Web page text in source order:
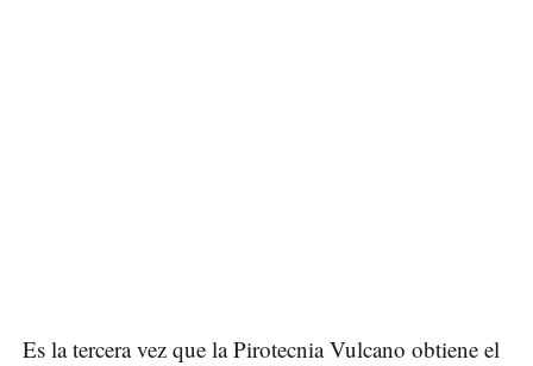
Es la tercera vez que la Pirotecnia Vulcano obtiene el